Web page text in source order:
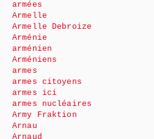
armées
Armelle
Armelle Debroize
Arménie
arménien
Arméniens
armes
armes citoyens
armes ici
armes nucléaires
Army Fraktion
Arnau
Arnaud